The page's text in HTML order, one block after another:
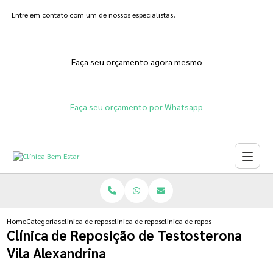
Entre em contato com um de nossos especialistas!
Faça seu orçamento agora mesmo
Faça seu orçamento por Whatsapp
HomeCategoriasclinica de reposicao hormonalclinica de reposicao hormonal natural
clinica de reposicao de
Clínica de Reposição de Testosterona
Vila Alexandrina